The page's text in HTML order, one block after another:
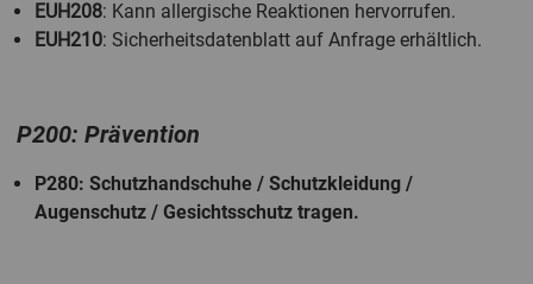
EUH208: Kann allergische Reaktionen hervorrufen.
EUH210: Sicherheitsdatenblatt auf Anfrage erhältlich.
P200: Prävention
P280: Schutzhandschuhe / Schutzkleidung /
Augenschutz / Gesichtsschutz tragen.